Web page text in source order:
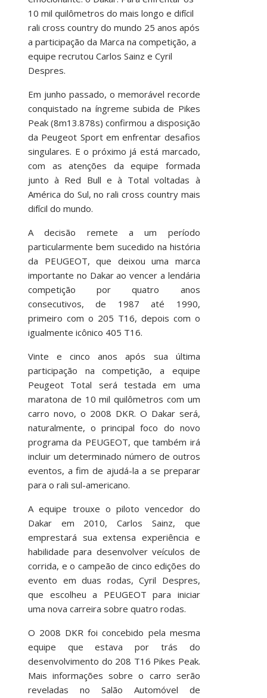
10 mil quilômetros do mais longo e difícil
rali cross country do mundo 25 anos após
a participação da Marca na competição, a
equipe recrutou Carlos Sainz e Cyril
Despres.
Em junho passado, o memorável recorde
conquistado na íngreme subida de Pikes
Peak (8m13.878s) confirmou a disposição
da Peugeot Sport em enfrentar desafios
singulares. E o próximo já está marcado,
com as atenções da equipe formada
junto à Red Bull e à Total voltadas à
América do Sul, no rali cross country mais
difícil do mundo.
A decisão remete a um período
particularmente bem sucedido na história
da PEUGEOT, que deixou uma marca
importante no Dakar ao vencer a lendária
competição por quatro anos
consecutivos, de 1987 até 1990,
primeiro com o 205 T16, depois com o
igualmente icônico 405 T16.
Vinte e cinco anos após sua última
participação na competição, a equipe
Peugeot Total será testada em uma
maratona de 10 mil quilômetros com um
carro novo, o 2008 DKR. O Dakar será,
naturalmente, o principal foco do novo
programa da PEUGEOT, que também irá
incluir um determinado número de outros
eventos, a fim de ajudá-la a se preparar
para o rali sul-americano.
A equipe trouxe o piloto vencedor do
Dakar em 2010, Carlos Sainz, que
emprestará sua extensa experiência e
habilidade para desenvolver veículos de
corrida, e o campeão de cinco edições do
evento em duas rodas, Cyril Despres,
que escolheu a PEUGEOT para iniciar
uma nova carreira sobre quatro rodas.
O 2008 DKR foi concebido pela mesma
equipe que estava por trás do
desenvolvimento do 208 T16 Pikes Peak.
Mais informações sobre o carro serão
reveladas no Salão Automóvel de